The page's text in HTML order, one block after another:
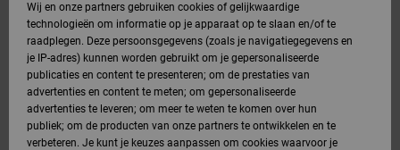
Wij en onze partners gebruiken cookies of gelijkwaardige
technologieën om informatie op je apparaat op te slaan en/of te
raadplegen. Deze persoonsgegevens (zoals je navigatiegegevens en
je IP-adres) kunnen worden gebruikt om je gepersonaliseerde
publicaties en content te presenteren; om de prestaties van
advertenties en content te meten; om gepersonaliseerde
advertenties te leveren; om meer te weten te komen over hun
publiek; om de producten van onze partners te ontwikkelen en te
verbeteren. Je kunt je keuzes aanpassen om cookies waarvoor je